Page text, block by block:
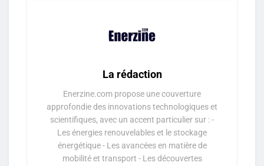
La rédaction
Enerzine.com propose une couverture
approfondie des innovations technologiques et
scientifiques, avec un accent particulier sur : -
Les énergies renouvelables et le stockage
énergétique - Les avancées en matière de
mobilité et transport - Les découvertes